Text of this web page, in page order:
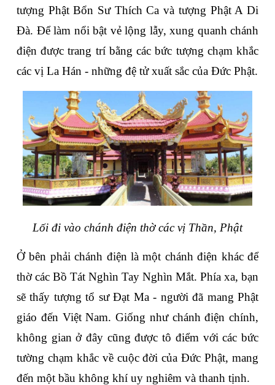
tượng Phật Bổn Sư Thích Ca và tượng Phật A Di
Đà. Để làm nổi bật vẻ lộng lẫy, xung quanh chánh
điện được trang trí bằng các bức tượng chạm khắc
các vị La Hán - những đệ tử xuất sắc của Đức Phật.
Lối đi vào chánh điện thờ các vị Thần, Phật
Ở bên phải chánh điện là một chánh điện khác để
thờ các Bồ Tát Nghìn Tay Nghìn Mắt. Phía xa, bạn
sẽ thấy tượng tổ sư Đạt Ma - người đã mang Phật
giáo đến Việt Nam. Giống như chánh điện chính,
không gian ở đây cũng được tô điểm với các bức
tường chạm khắc về cuộc đời của Đức Phật, mang
đến một bầu không khí uy nghiêm và thanh tịnh.